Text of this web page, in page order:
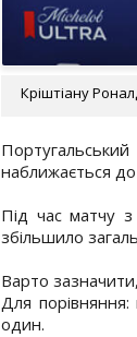
Кріштіану
наближається до
Під час матчу
збільшило
Варто
Для
один.